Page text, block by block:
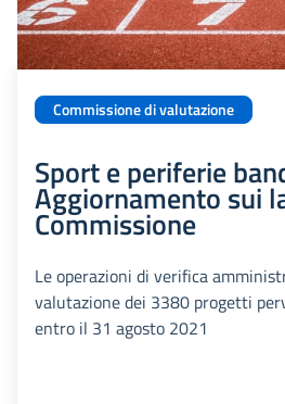
Commissione di valutazione
Sport e periferie
Aggiornamento sui
Commissione
Le operazioni di verifica
valutazione dei 3380 progetti
entro il 31 agosto 2021